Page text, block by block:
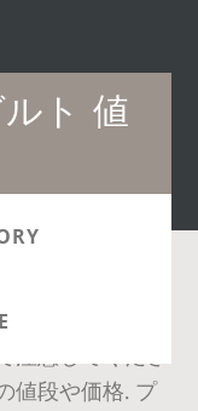
ト 値
lb81乳酸菌が
値段や価格. プ